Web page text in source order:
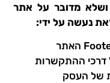
מדובר על אתר
נעשה על ידי:
דרכי ההתקשרות
של העסק